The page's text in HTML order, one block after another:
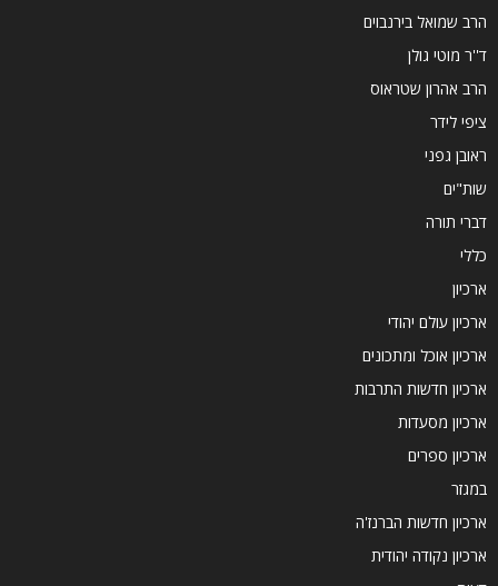
הרב שמואל בירנבוים
ד''ר מוטי גולן
הרב אהרון שטראוס
ציפי לידר
ראובן גפני
שות"ים
דברי תורה
כללי
ארכיון
ארכיון עולם יהודי
ארכיון אוכל ומתכונים
ארכיון חדשות התרבות
ארכיון מסעדות
ארכיון ספרים
במגזר
ארכיון חדשות הברנז'ה
ארכיון נקודה יהודית